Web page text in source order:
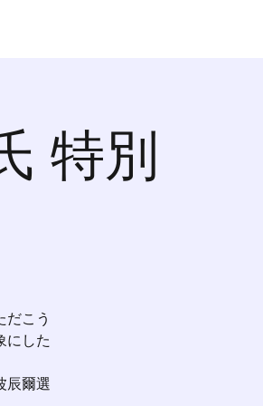
特別
だこう
にした
辰爾選